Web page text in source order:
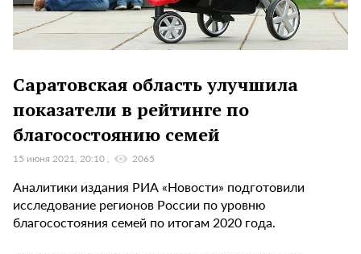
Саратовская область улучшила
показатели в рейтинге по
благосостоянию семей
15 июня 2021, 20:10 2065
Аналитики издания РИА «Новости» подготовили
исследование регионов России по уровню
благосостояния семей по итогам 2020 года.